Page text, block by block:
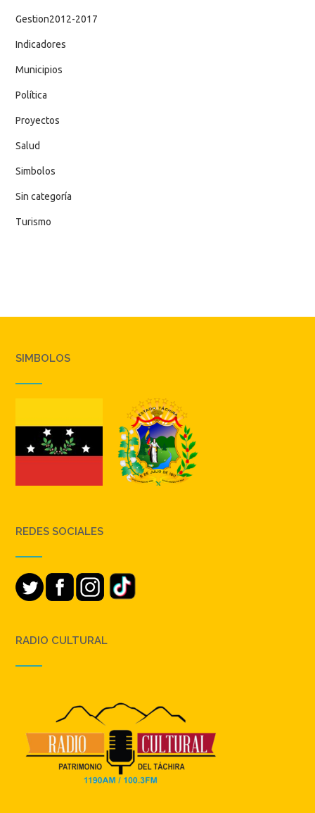
Gestion2012-2017
Indicadores
Municipios
Política
Proyectos
Salud
Simbolos
Sin categoría
Turismo
SIMBOLOS
REDES SOCIALES
RADIO CULTURAL